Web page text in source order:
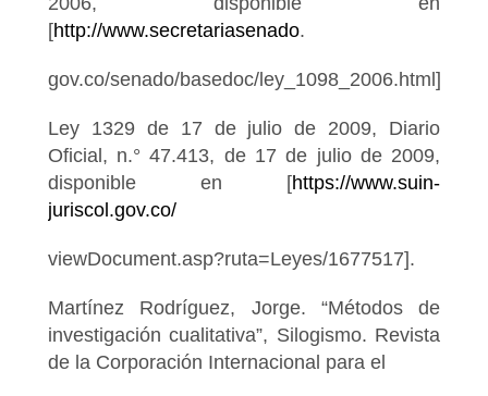
[http://www.secretariasenado.
gov.co/senado/basedoc/ley_1098_2006.html].
Ley 1329 de 17 de julio de 2009, Diario
Oficial, n.° 47.413, de 17 de julio de 2009,
disponible en [https://www.suin-
juriscol.gov.co/
viewDocument.asp?ruta=Leyes/1677517].
Martínez Rodríguez, Jorge. “Métodos de
investigación cualitativa”, Silogismo. Revista
de la Corporación Internacional para el